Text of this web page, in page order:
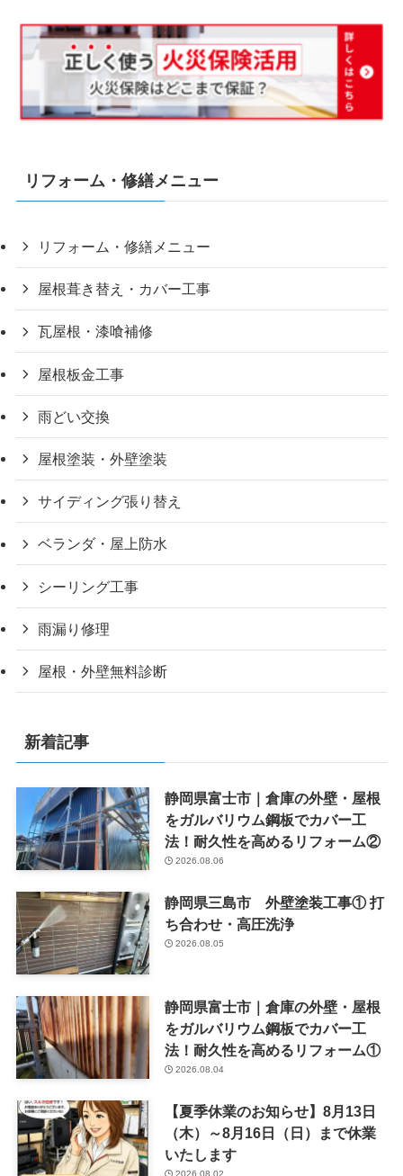
リフォーム・修繕メニュー
リフォーム・修繕メニュー
屋根葺き替え・カバー工事
瓦屋根・漆喰補修
屋根板金工事
雨どい交換
屋根塗装・外壁塗装
サイディング張り替え
ベランダ・屋上防水
シーリング工事
雨漏り修理
屋根・外壁無料診断
新着記事
静岡県富士市｜倉庫の外壁・屋根
をガルバリウム鋼板でカバー工
法！耐久性を高めるリフォーム②
2026.08.06
静岡県三島市 外壁塗装工事① 打
ち合わせ・高圧洗浄
2026.08.05
静岡県富士市｜倉庫の外壁・屋根
をガルバリウム鋼板でカバー工
法！耐久性を高めるリフォーム①
2026.08.04
【夏季休業のお知らせ】8月13日
（木）～8月16日（日）まで休業
いたします